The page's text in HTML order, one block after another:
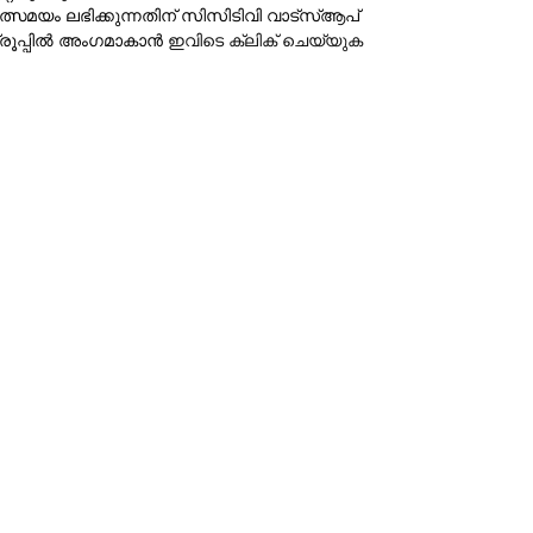
ലഭിക്കുന്നതിന് സിസിടിവി വാട്‌സ്ആപ്
അംഗമാകാന്‍ ഇവിടെ ക്ലിക് ചെയ്യുക